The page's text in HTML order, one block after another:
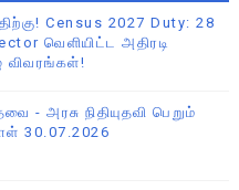
Census 2027 Duty: 28
வெளியிட்ட அதிரடி
விவரங்கள்!
- அரசு நிதியுதவி பெறும்
30.07.2026